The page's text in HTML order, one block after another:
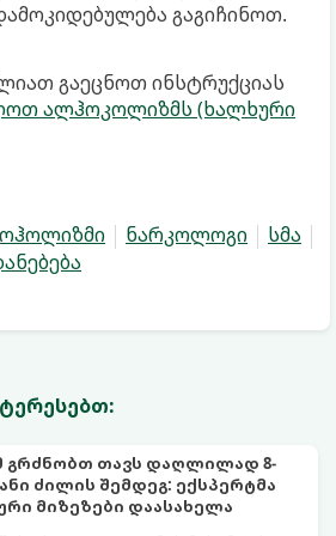
გაგიჩინოთ.
გაეცნოთ ინსტრუქციას
ალჰოკოლიზმს (ხალხური
ნარკოლოგი
სმა
გრძნობთ თავს დაღლილად 8-
ძილის შემდეგ: ექსპერტმა
მიზეზები დაასახელა